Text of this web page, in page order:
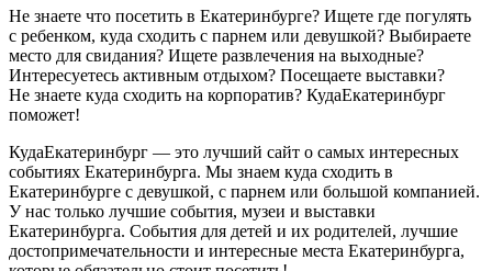
Не знаете что посетить в Екатеринбурге? Ищете где погулять
с ребенком, куда сходить с парнем или девушкой? Выбираете
место для свидания? Ищете развлечения на выходные?
Интересуетесь активным отдыхом? Посещаете выставки?
Не знаете куда сходить на корпоратив? КудаЕкатеринбург
поможет!
КудаЕкатеринбург — это лучший сайт о самых интересных
событиях Екатеринбурга. Мы знаем куда сходить в
Екатеринбурге с девушкой, с парнем или большой компанией.
У нас только лучшие события, музеи и выставки
Екатеринбурга. События для детей и их родителей, лучшие
достопримечательности и интересные места Екатеринбурга,